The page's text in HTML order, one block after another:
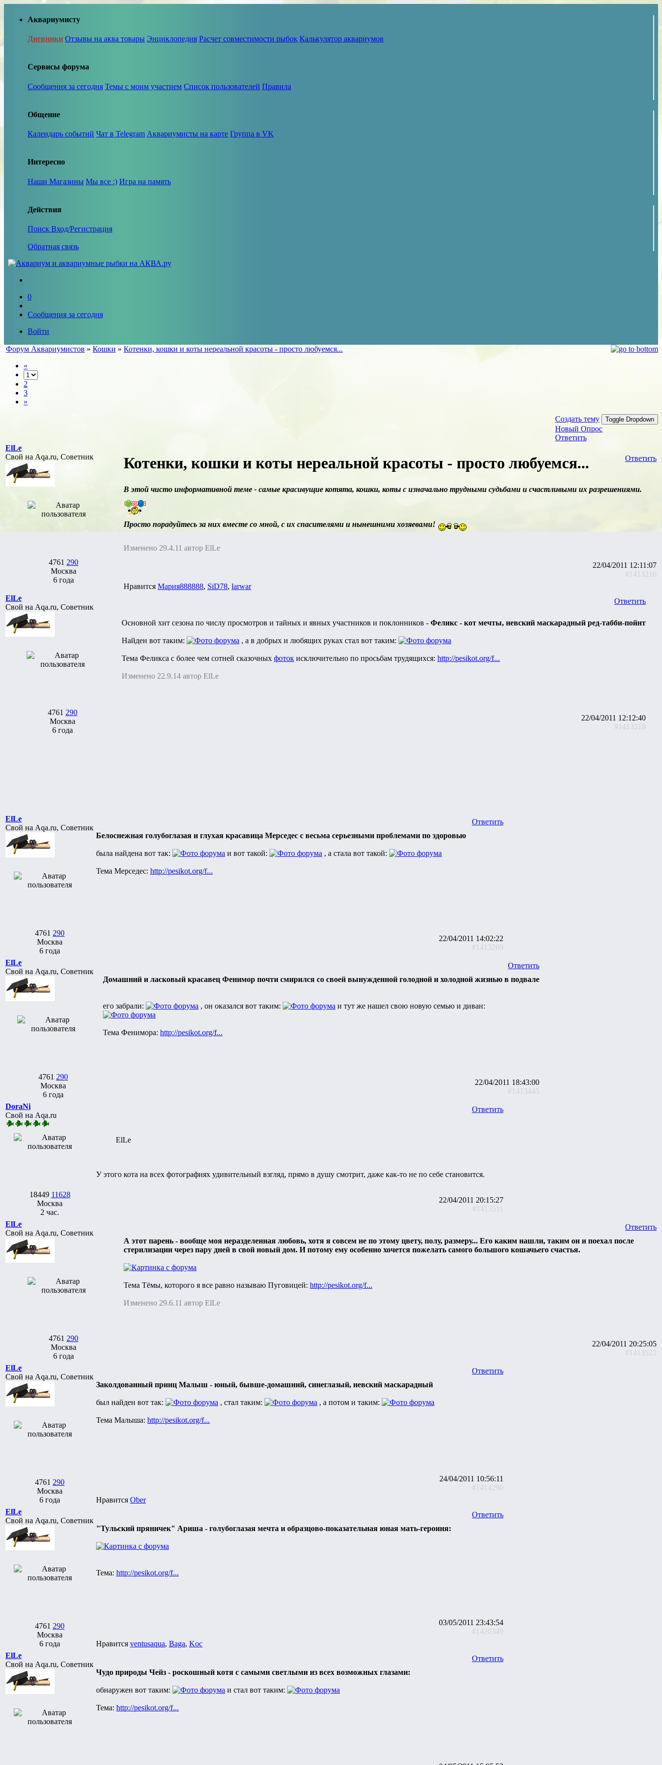
Аквариумисту
Дневники Отзывы на аква товары Энциклопедия Расчет совместимости рыбок Калькулятор аквариумов
Сервисы форума
Сообщения за сегодня Темы с моим участием Список пользователей Правила
Общение
Календарь событий Чат в Telegram Аквариумисты на карте Группа в VK
Интересно
Наши Магазины Мы все :) Игра на память
Действия
Поиск Вход/Регистрация
Обратная связь
0
Сообщения за сегодня
Войти
Форум Аквариумистов » Кошки » Котенки, кошки и коты нереальной красоты - просто любуемся...
«
2
3
»
Создать тему Toggle Dropdown
Новый Опрос
Ответить
ElLe
Свой на Aqa.ru, Советник
4761 290
Москва
6 года
Ответить
Котенки, кошки и коты нереальной красоты - просто любуемся...
В этой чисто информативной теме - самые красивущие котята, кошки, коты с изначально трудными судьбами и счастливыми их разрешениями.
Просто порадуйтесь за них вместе со мной, с их спасителями и нынешними хозяевами!
Изменено 29.4.11 автор ElLe
22/04/2011 12:11:07
#1413216
Нравится Мария888888, SiD78, larwar
ElLe
Свой на Aqa.ru, Советник
4761 290
Москва
6 года
Ответить
Основной хит сезона по числу просмотров и тайных и явных участников и поклонников - Феликс - кот мечты, невский маскарадный ред-табби-пойнт
Найден вот таким: , а в добрых и любящих руках стал вот таким:
Тема Феликса с более чем сотней сказочных фоток исключительно по просьбам трудящихся: http://pesikot.org/f...
Изменено 22.9.14 автор ElLe
22/04/2011 12:12:40
#1413218
ElLe
Свой на Aqa.ru, Советник
4761 290
Москва
6 года
Ответить
Белоснежная голубоглазая и глухая красавица Мерседес с весьма серьезными проблемами по здоровью
была найдена вот так: и вот такой: , а стала вот такой:
Тема Мерседес: http://pesikot.org/f...
22/04/2011 14:02:22
#1413269
ElLe
Свой на Aqa.ru, Советник
4761 290
Москва
6 года
Ответить
Домашний и ласковый красавец Фенимор почти смирился со своей вынужденной голодной и холодной жизнью в подвале
его забрали: , он оказался вот таким: и тут же нашел свою новую семью и диван:
Тема Фенимора: http://pesikot.org/f...
22/04/2011 18:43:00
#1413445
DoraNi
Свой на Aqa.ru
18449 11628
Москва
2 час.
Ответить
ElLe
У этого кота на всех фотографиях удивительный взгляд, прямо в душу смотрит, даже как-то не по себе становится.
22/04/2011 20:15:27
#1413511
ElLe
Свой на Aqa.ru, Советник
4761 290
Москва
6 года
Ответить
А этот парень - вообще моя неразделенная любовь, хотя я совсем не по этому цвету, полу, размеру... Его каким нашли, таким он и поехал после
стерилизации через пару дней в свой новый дом. И потому ему особенно хочется пожелать самого большого кошачьего счастья.
Тема Тёмы, которого я все равно называю Пуговицей: http://pesikot.org/f...
Изменено 29.6.11 автор ElLe
22/04/2011 20:25:05
#1413522
ElLe
Свой на Aqa.ru, Советник
4761 290
Москва
6 года
Ответить
Заколдованный принц Малыш - юный, бывше-домашний, синеглазый, невский маскарадный
был найден вот так: , стал таким: , а потом и таким:
Тема Малыша: http://pesikot.org/f...
24/04/2011 10:56:11
#1414290
Нравится Ober
ElLe
Свой на Aqa.ru, Советник
4761 290
Москва
6 года
Ответить
"Тульский пряничек" Ариша - голубоглазая мечта и образцово-показательная юная мать-героиня:
Тема: http://pesikot.org/f...
03/05/2011 23:43:54
#1420349
Нравится ventusaqua, Baga, Koc
ElLe
Свой на Aqa.ru, Советник
Ответить
Чудо природы Чейз - роскошный котя с самыми светлыми из всех возможных глазами:
обнаружен вот таким: и стал вот таким:
Тема: http://pesikot.org/f...